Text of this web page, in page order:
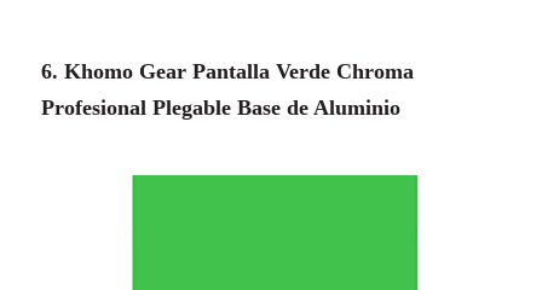
6. Khomo Gear Pantalla Verde Chroma
Profesional Plegable Base de Aluminio